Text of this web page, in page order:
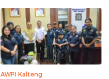
AWPI Kalteng